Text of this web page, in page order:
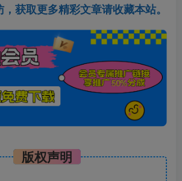
获取更多精彩文章请收藏本站。
版权声明